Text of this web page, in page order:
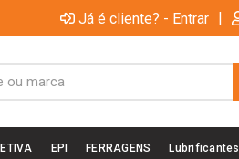
Já é cliente? - Entrar |
EPI FERRAGENS Lubrificantes